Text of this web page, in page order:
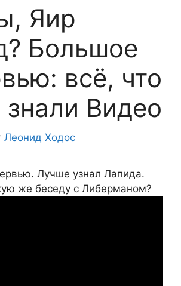
Яир
Большое
всё, что
Видео
Леонид Ходос
Лучше узнал Лапида.
же беседу с Либерманом?